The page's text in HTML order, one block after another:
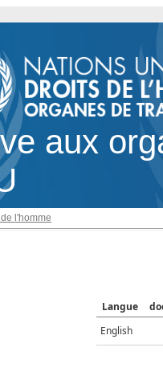
aux
l'homme
Langue
English